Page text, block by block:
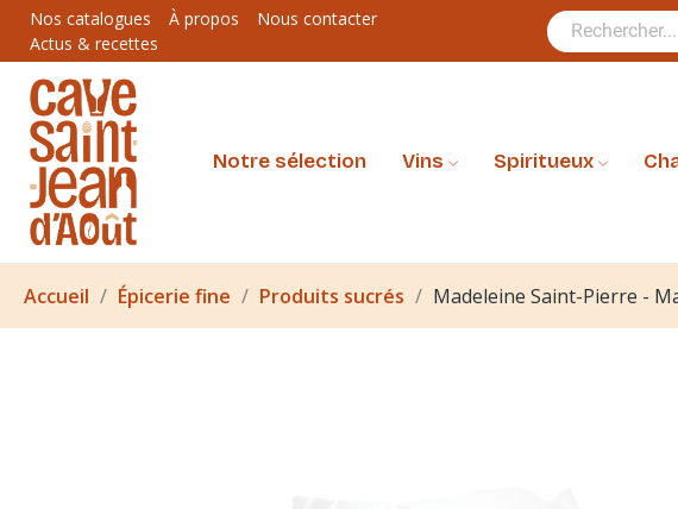
Nos catalogues À propos
Nous contacter
Actus & recettes
Notre sélection Vins Spiritueux
Accueil Épicerie fine Produits sucrés Madeleine Saint-Pierre -